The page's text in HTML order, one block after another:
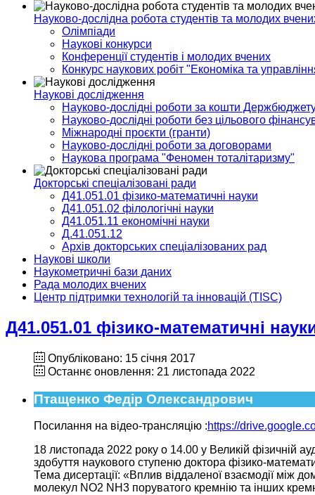
Науково-дослідна робота студентів та молодих
Олімпіади
Наукові конкурси
Конференції студентів і молодих вчених
Конкурс наукових робіт "Економіка та
Наукові дослідження
Науково-дослідні роботи за кошти
Науково-дослідні роботи без цільового
Міжнародні проєкти (гранти)
Науково-дослідні роботи за договорами
Наукова програма "Феномен тоталітаризму"
Докторські спеціалізовані ради
Д41.051.01 фізико-математичні науки
Д41.051.02 філологічні науки
Д41.051.11 економічні науки
Д.41.051.12
Архів докторських спеціалізованих рад
Наукові школи
Наукометричні бази даних
Рада молодих вчених
Центр підтримки технологій та інновацій (TISC)
Д41.051.01 фізико-математичні
Опубліковано: 15 січня 2017
Останнє оновлення: 21 листопада 2022
Птащенко Федір Олександрович
Посилання на відео-трансляцію :https://
18 листопада 2022 року о 14.00 у Великій фізичній
здобуття наукового ступеню доктора фізико-
Тема дисертації: «Вплив віддаленої взаємодії між
молекул NO2 NH3 поруватого кремнію та інших